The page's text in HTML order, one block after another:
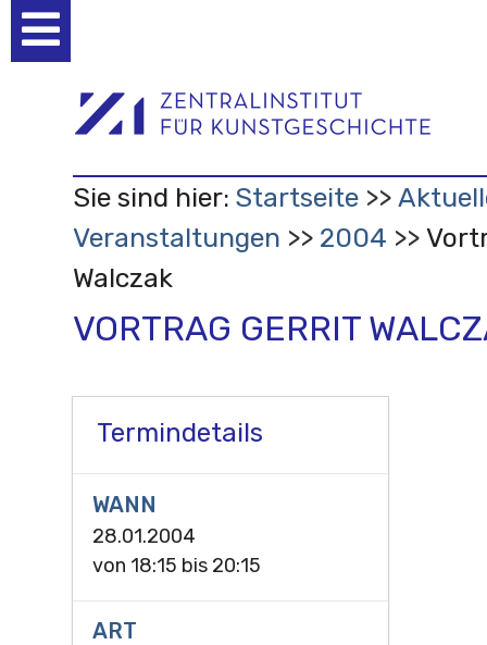
Werkzeuge
Sie sind hier: Startseite
Veranstaltungen
2004
Walczak
VORTRAG GERRIT
Termindetails
WANN
28.01.2004
von 18:15 bis 20:15
ART